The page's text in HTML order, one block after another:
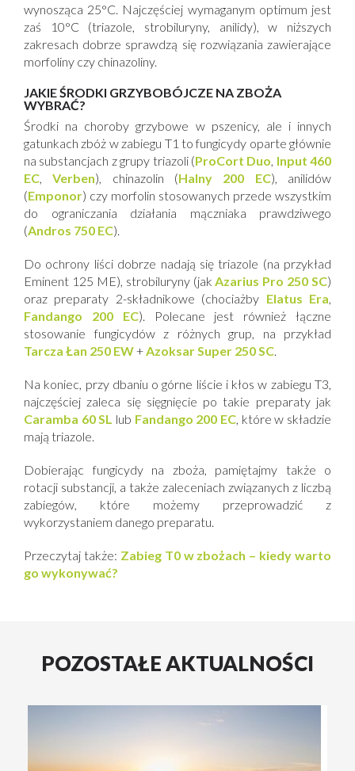
wynosząca 25°C. Najczęściej wymaganym optimum jest
zaś 10°C (triazole, strobiluryny, anilidy), w niższych
zakresach dobrze sprawdzą się rozwiązania zawierające
morfoliny czy chinazoliny.
JAKIE ŚRODKI GRZYBOBÓJCZE NA ZBOŻA
WYBRAĆ?
Środki na choroby grzybowe w pszenicy, ale i innych
gatunkach zbóż w zabiegu T1 to fungicydy oparte głównie
na substancjach z grupy triazoli (ProCort Duo, Input 460
EC,Verben), chinazolin (Halny 200 EC), anilidów
(Emponor) czy morfolin stosowanych przede wszystkim
do ograniczania działania mączniaka prawdziwego
(Andros 750 EC).
Do ochrony liści dobrze nadają się triazole (na przykład
Eminent 125 ME), strobiluryny (jakAzarius Pro 250 SC)
oraz preparaty 2-składnikowe (chociażby Elatus Era,
Fandango 200 EC). Polecane jest również łączne
stosowanie fungicydów z różnych grup, na przykład
Tarcza Łan 250 EW+Azoksar Super 250 SC.
Na koniec, przy dbaniu o górne liście i kłos w zabiegu T3,
najczęściej zaleca się sięgnięcie po takie preparaty jak
Caramba 60 SL lub Fandango 200 EC, które w składzie
mają triazole.
Dobierając fungicydy na zboża, pamiętajmy także o
rotacji substancji, a także zaleceniach związanych z liczbą
zabiegów, które możemy przeprowadzić z
wykorzystaniem danego preparatu.
Przeczytaj także: Zabieg T0 w zbożach – kiedy warto
go wykonywać?
POZOSTAŁE AKTUALNOŚCI